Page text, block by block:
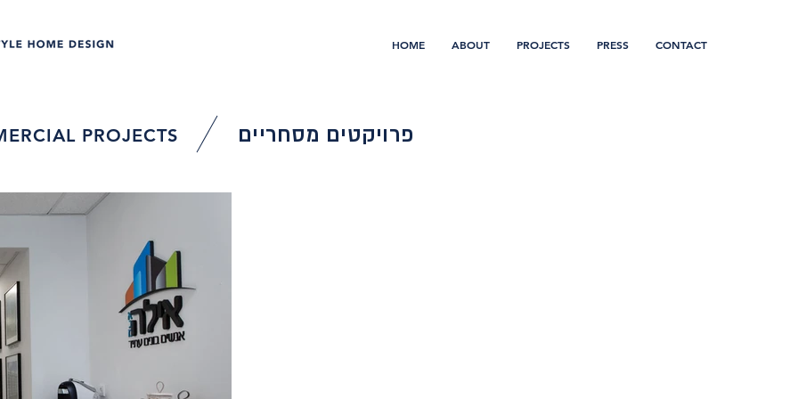
HOME ABOUT PROJECTS PRESS CONTACT
PROJECTS פרויקטים מסחריים